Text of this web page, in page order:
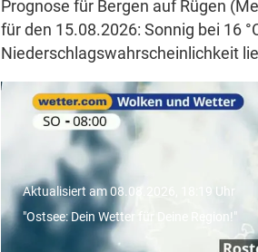
Prognose für Bergen auf Rügen
für den 15.08.2026: Sonnig bei 16
Niederschlagswahrscheinlichkeit
"Ostsee: Dein
Region!"
Aktualisiert am 08.08.2026, 18:19 Uhr
"Ostsee: Dein Wetter für Deine Region!"